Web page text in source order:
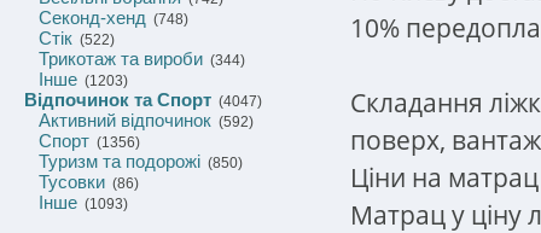
Секонд-хенд (748)
Стік (522)
Трикотаж та вироби (344)
Інше (1203)
Відпочинок та Спорт (4047)
Активний відпочинок (592)
Спорт (1356)
Туризм та подорожі (850)
Тусовки (86)
Інше (1093)
10%
Складання
поверх,
Ціни на
Матрац у ціну